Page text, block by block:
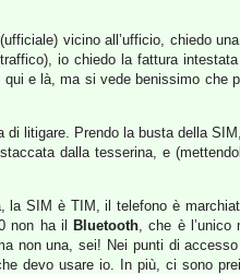
vicino all’ufficio, chiedo
io chiedo la fattura
e là, ma si vede benissimo che
litigare. Prendo la busta della
dalla tesserina, e
la SIM è TIM, il telefono è
non ha il
Bluetooth, che è l’unico
non una, sei! Nei punti di
devo usare io. In più, ci sono